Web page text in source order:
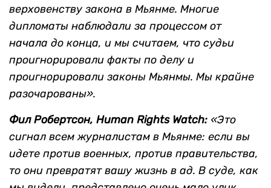
верховенству закона в Мьянме. Многие
дипломаты наблюдали за процессом от
начала до конца, и мы считаем, что судьи
проигнорировали факты по делу и
проигнорировали законы Мьянмы. Мы крайне
разочарованы».
Фил Робертсон, Human Rights Watch: «Это
сигнал всем журналистам в Мьянме: если вы
идете против военных, против правительства,
то они превратят вашу жизнь в ад. В суде, как